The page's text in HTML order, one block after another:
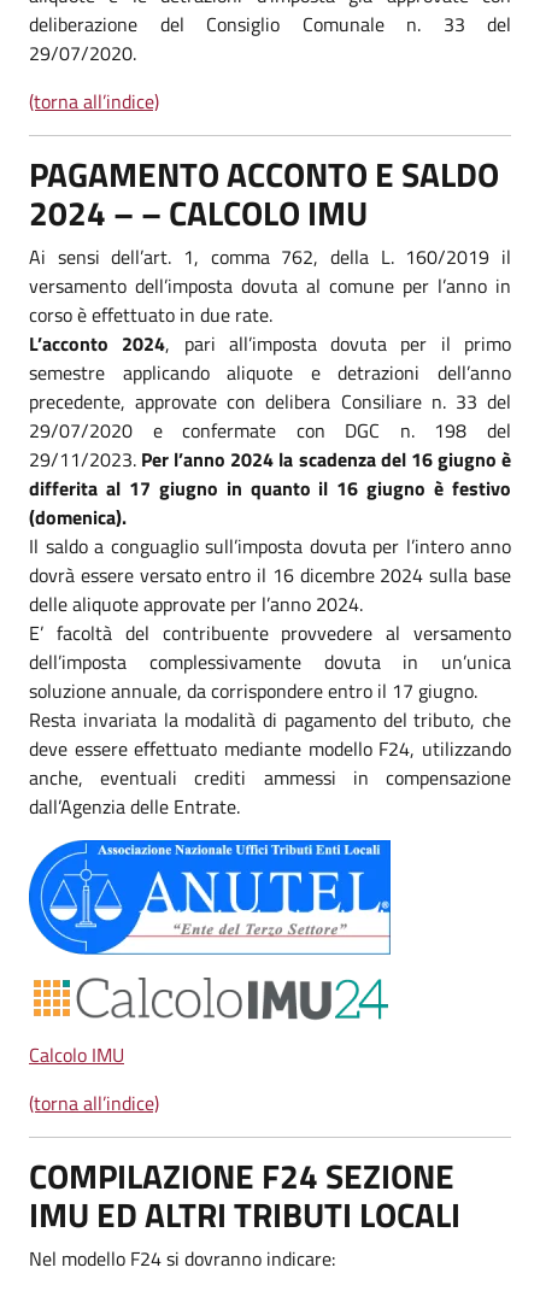
deliberazione del Consiglio Comunale n. 33 del
29/07/2020.
(torna all’indice)
PAGAMENTO ACCONTO E SALDO
2024 – – CALCOLO IMU
Ai sensi dell’art. 1, comma 762, della L. 160/2019 il
versamento dell’imposta dovuta al comune per l’anno in
corso è effettuato in due rate.
L’acconto 2024, pari all’imposta dovuta per il primo
semestre applicando aliquote e detrazioni dell’anno
precedente, approvate con delibera Consiliare n. 33 del
29/07/2020 e confermate con DGC n. 198 del
29/11/2023. Per l’anno 2024 la scadenza del 16 giugno è
differita al 17 giugno in quanto il 16 giugno è festivo
(domenica).
Il saldo a conguaglio sull’imposta dovuta per l’intero anno
dovrà essere versato entro il 16 dicembre 2024 sulla base
delle aliquote approvate per l’anno 2024.
E’ facoltà del contribuente provvedere al versamento
dell’imposta complessivamente dovuta in un’unica
soluzione annuale, da corrispondere entro il 17 giugno.
Resta invariata la modalità di pagamento del tributo, che
deve essere effettuato mediante modello F24, utilizzando
anche, eventuali crediti ammessi in compensazione
dall’Agenzia delle Entrate.
Calcolo IMU
(torna all’indice)
COMPILAZIONE F24 SEZIONE
IMU ED ALTRI TRIBUTI LOCALI
Nel modello F24 si dovranno indicare: